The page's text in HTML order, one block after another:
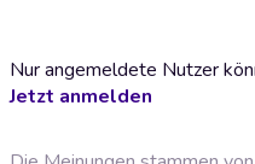
Nur angemeldete Nutzer
Jetzt anmelden